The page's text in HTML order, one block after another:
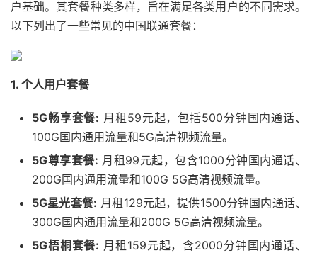
户基础。其套餐种类多样，旨在满足各类用户的不同需求。
以下列出了一些常见的中国联通套餐：
1. 个人用户套餐
5G畅享套餐: 月租59元起，包括500分钟国内通话、
100G国内通用流量和5G高清视频流量。
5G尊享套餐: 月租99元起，包含1000分钟国内通话、
200G国内通用流量和100G 5G高清视频流量。
5G星光套餐: 月租129元起，提供1500分钟国内通话、
300G国内通用流量和200G 5G高清视频流量。
5G梧桐套餐: 月租159元起，含2000分钟国内通话、